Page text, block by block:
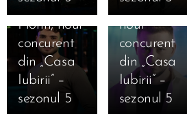
Valentin
Florin, noul
concurent
din „Casa
Iubirii” –
sezonul 5
Punga,
noul
concurent
din „Casa
Iubirii” –
sezonul 5
12.01.2026
Cine este
Mihai
Mărginean,
12.01.2026
Cine este
Alexandra
Geamănu,